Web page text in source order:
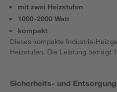
mit zwei Heizstufen
1000-2000 Watt
kompakt
Dieses kompakte Industrie-
Heizstufen. Die Leistung beträgt
Sicherheits- und